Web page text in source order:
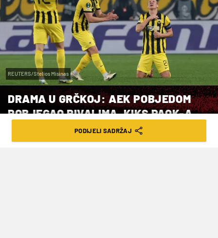
REUTERS/Stelios Misinas
DRAMA U GRČKOJ: AEK POBJEDOM
POBJEGAO RIVALIMA, KIKS PAOK-A
PODIJELI SADRŽAJ